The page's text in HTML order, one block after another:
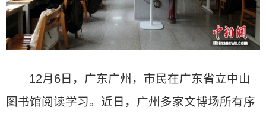
12月6日，广东广州，市民在广东省立中山
图书馆阅读学习。近日，广州多家文博场所有序